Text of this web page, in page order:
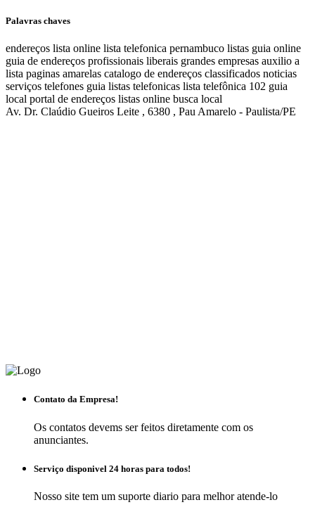
Palavras chaves
endereços lista online lista telefonica pernambuco listas guia online
guia de endereços profissionais liberais grandes empresas auxilio a
lista paginas amarelas catalogo de endereços classificados noticias
serviços telefones guia listas telefonicas lista telefônica 102 guia
local portal de endereços listas online busca local
Av. Dr. Claúdio Gueiros Leite , 6380 , Pau Amarelo - Paulista/PE
Contato da Empresa!
Os contatos devems ser feitos diretamente com os
anunciantes.
Serviço disponivel 24 horas para todos!
Nosso site tem um suporte diario para melhor atende-lo